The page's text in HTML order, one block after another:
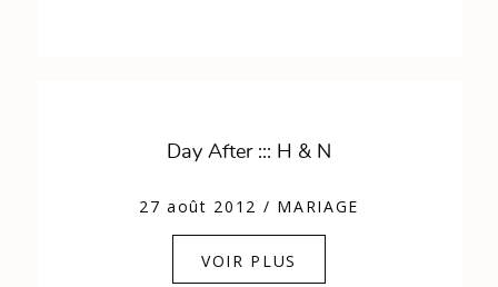
Day After ::: H & N
27 août 2012 / MARIAGE
VOIR PLUS